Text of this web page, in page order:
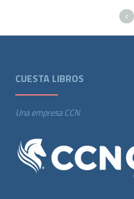
CUESTA LIBROS
Una empresa CCN